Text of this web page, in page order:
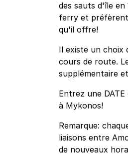
des sauts d'île en
ferry et
qu'il offre!
Il existe un choix
cours de route.
supplémentaire
Entrez une
à Mykonos!
Remarque:
liaisons entre
de nouveaux